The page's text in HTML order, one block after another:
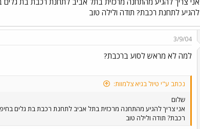
להגיע לתחנת רכבת? תודה ולילה טוב
3/9/04
למה לא מראש לסוע ברכבת?
נכתב ע"י טיול בגיא צלמוות:
שלום
רכבת? תודה ולילה טוב